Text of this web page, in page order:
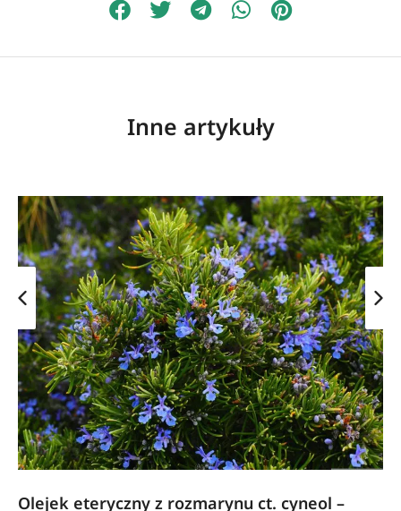
Inne artykuły
Olejek eteryczny z rozmarynu ct. cyneol –